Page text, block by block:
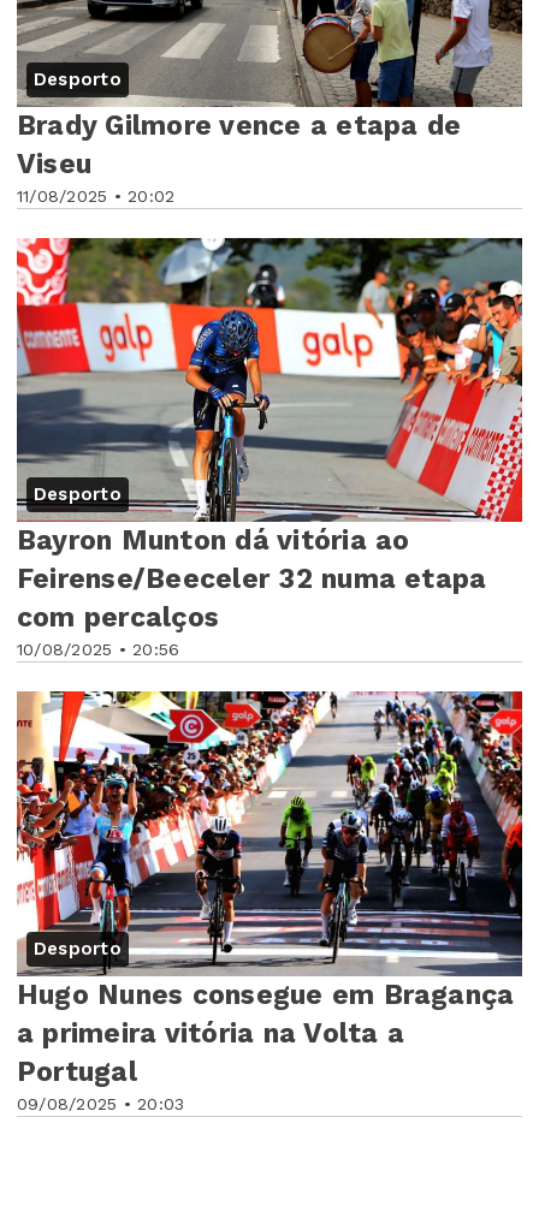
Desporto
11/08/2025 • 20:02
Brady Gilmore vence a etapa de
Viseu
Desporto
10/08/2025 • 20:56
Bayron Munton dá vitória ao
Feirense/Beeceler 32 numa etapa
com percalços
Desporto
09/08/2025 • 20:03
Hugo Nunes consegue em Bragança
a primeira vitória na Volta a
Portugal